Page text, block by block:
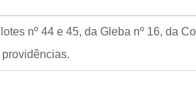
nº 44 e 45, da Gleba nº 16, da